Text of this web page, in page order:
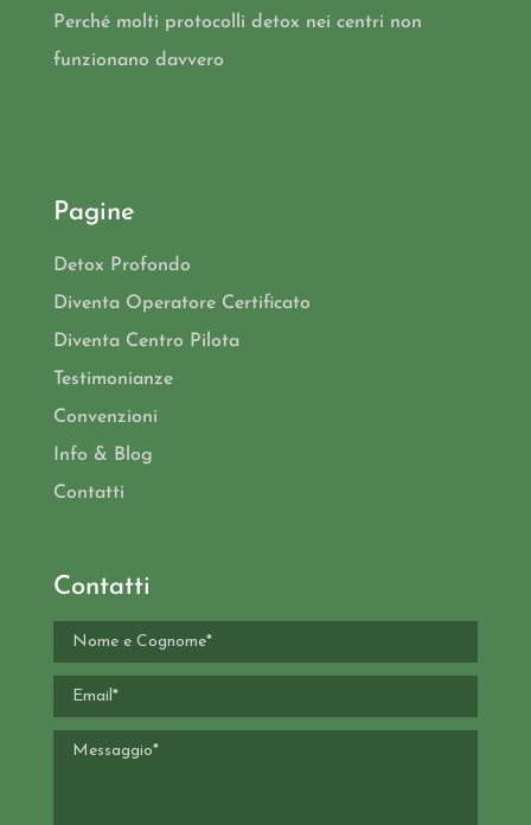
Perché molti protocolli detox nei centri non
funzionano davvero
Pagine
Detox Profondo
Diventa Operatore Certificato
Diventa Centro Pilota
Testimonianze
Convenzioni
Info & Blog
Contatti
Contatti